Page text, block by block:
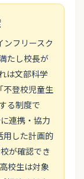
フリースク
たし校長が
は文部科学
不登校児童生
る制度で
連携・協力
用した計画的
が確認でき
校生は対象